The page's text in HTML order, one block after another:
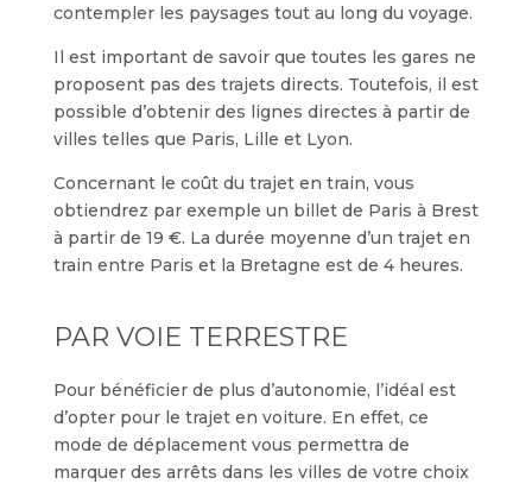
contempler les paysages tout au long du voyage.
Il est important de savoir que toutes les gares ne
proposent pas des trajets directs. Toutefois, il est
possible d’obtenir des lignes directes à partir de
villes telles que Paris, Lille et Lyon.
Concernant le coût du trajet en train, vous
obtiendrez par exemple un billet de Paris à Brest
à partir de 19 €. La durée moyenne d’un trajet en
train entre Paris et la Bretagne est de 4 heures.
PAR VOIE TERRESTRE
Pour bénéficier de plus d’autonomie, l’idéal est
d’opter pour le trajet en voiture. En effet, ce
mode de déplacement vous permettra de
marquer des arrêts dans les villes de votre choix